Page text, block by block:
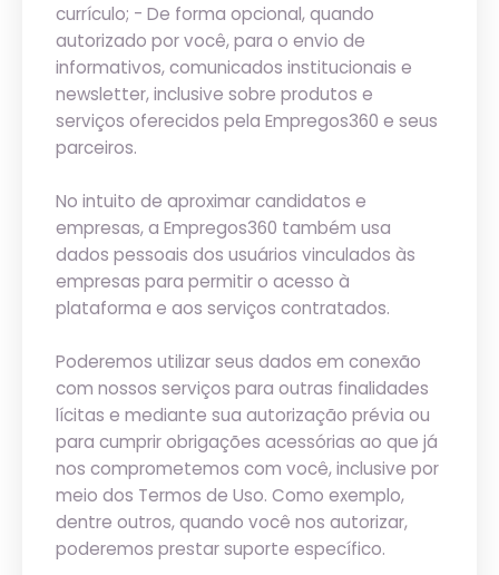
currículo; - De forma opcional, quando
autorizado por você, para o envio de
informativos, comunicados institucionais e
newsletter, inclusive sobre produtos e
serviços oferecidos pela Empregos360 e seus
parceiros.
No intuito de aproximar candidatos e
empresas, a Empregos360 também usa
dados pessoais dos usuários vinculados às
empresas para permitir o acesso à
plataforma e aos serviços contratados.
Poderemos utilizar seus dados em conexão
com nossos serviços para outras finalidades
lícitas e mediante sua autorização prévia ou
para cumprir obrigações acessórias ao que já
nos comprometemos com você, inclusive por
meio dos Termos de Uso. Como exemplo,
dentre outros, quando você nos autorizar,
poderemos prestar suporte específico.